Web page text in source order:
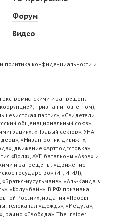
Форум
Видео
политика конфиденциальности и
экстремистскими и запрещены
признан иноагентом),
партия», «Свидетели
общенациональный союз»,
«Правый сектор», УНА-
«Мизантропик дивижн»,
движение «Артподготовка»,
«Воля», АУЕ, батальоны «Азов» и
и запрещены: «Движение
государство» (ИГ, ИГИЛ),
мусульмане», «Аль-Каида в
«Колумбайн». В РФ признана
России», издания «Проект
телеканал «Дождь», «Медуза»,
радио «Свобода», The Insider,